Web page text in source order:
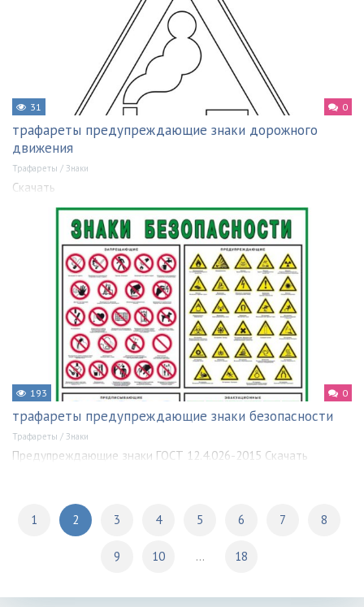
31 0
трафареты предупреждающие знаки дорожного
движения
Трафареты / Знаки
Скачать
193 0
трафареты предупреждающие знаки безопасности
Трафареты / Знаки
Предупреждающие знаки ГОСТ 12.4.026-2015 Скачать
1 2 3 4 5 6 7 8
9 10 ... 18